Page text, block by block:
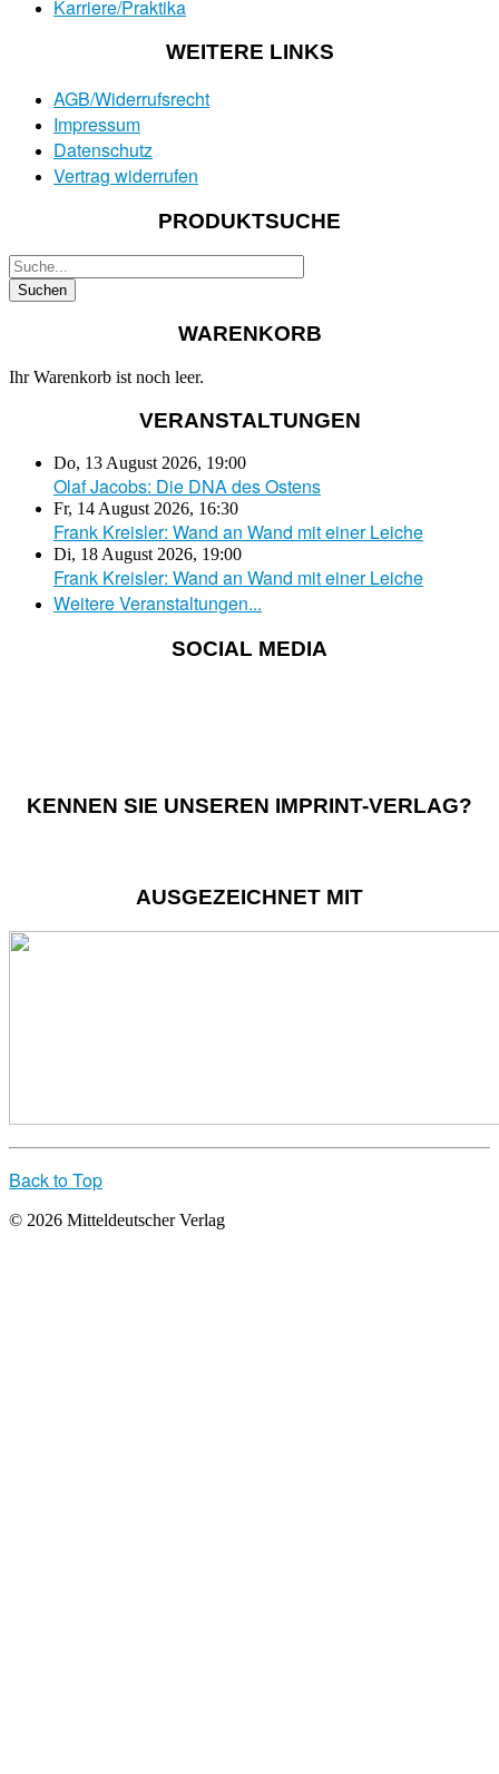
Karriere/Praktika
WEITERE LINKS
AGB/Widerrufsrecht
Impressum
Datenschutz
Vertrag widerrufen
PRODUKTSUCHE
WARENKORB
Ihr Warenkorb ist noch leer.
VERANSTALTUNGEN
Do, 13 August 2026, 19:00
Olaf Jacobs: Die DNA des Ostens
Fr, 14 August 2026, 16:30
Frank Kreisler: Wand an Wand mit einer Leiche
Di, 18 August 2026, 19:00
Frank Kreisler: Wand an Wand mit einer Leiche
Weitere Veranstaltungen...
SOCIAL MEDIA
KENNEN SIE UNSEREN IMPRINT-VERLAG?
AUSGEZEICHNET MIT
Back to Top
© 2026 Mitteldeutscher Verlag